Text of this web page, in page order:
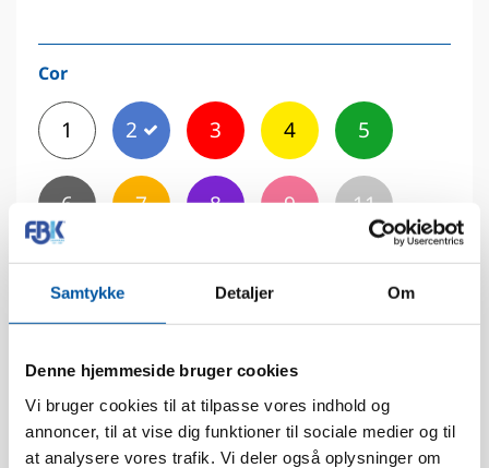
Samtykke Detaljer Om
Denne hjemmeside bruger cookies
Vi bruger cookies til at tilpasse vores indhold og
annoncer, til at vise dig funktioner til sociale medier og til
at analysere vores trafik. Vi deler også oplysninger om
Cor
1 2 3 4 5
6 7 8 9 11
12
Dados técnicos